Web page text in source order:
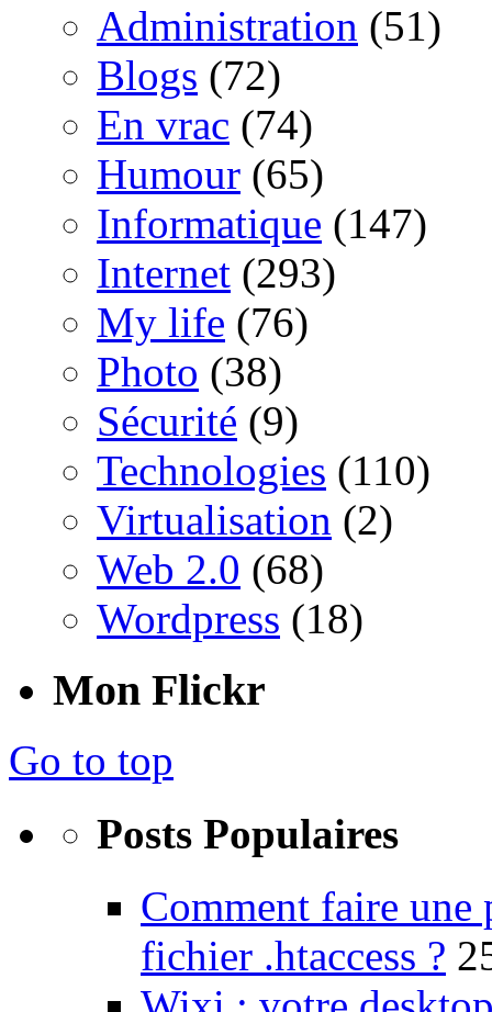
Administration (51)
Blogs (72)
En vrac (74)
Humour (65)
Informatique (147)
Internet (293)
My life (76)
Photo (38)
Sécurité (9)
Technologies (110)
Virtualisation (2)
Web 2.0 (68)
Wordpress (18)
Mon Flickr
Go to top
Posts Populaires
Comment faire une
fichier .htaccess ?